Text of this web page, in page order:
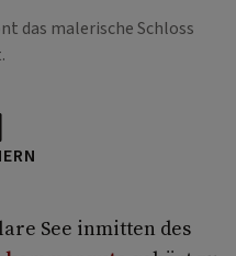
das malerische Schloss
See inmitten des